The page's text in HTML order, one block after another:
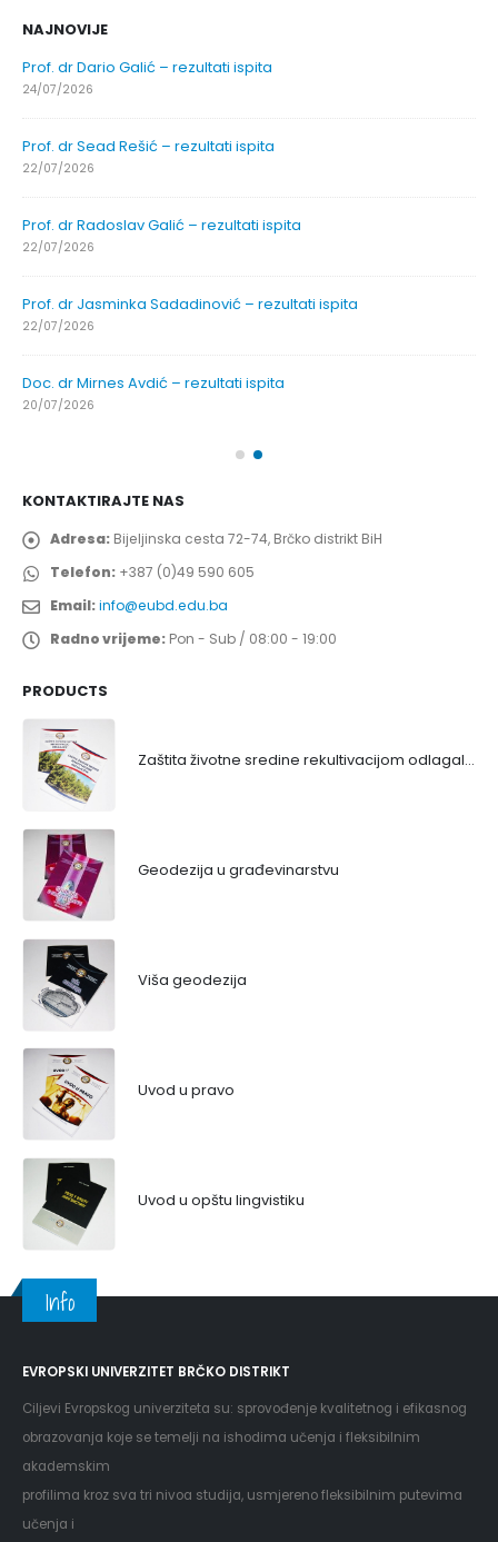
NAJNOVIJE
Prof. dr Dario Galić – rezultati ispita
24/07/2026
Prof. dr Sead Rešić – rezultati ispita
22/07/2026
Prof. dr Radoslav Galić – rezultati ispita
22/07/2026
Prof. dr Jasminka Sadadinović – rezultati ispita
22/07/2026
Doc. dr Mirnes Avdić – rezultati ispita
20/07/2026
KONTAKTIRAJTE NAS
Adresa: Bijeljinska cesta 72-74, Brčko distrikt BiH
Telefon: +387 (0)49 590 605
Email:info@eubd.edu.ba
Radno vrijeme: Pon - Sub / 08:00 - 19:00
PRODUCTS
Zaštita životne sredine rekultivacijom odlagališta
Geodezija u građevinarstvu
Viša geodezija
Uvod u pravo
Uvod u opštu lingvistiku
Info
EVROPSKI UNIVERZITET BRČKO DISTRIKT
Ciljevi Evropskog univerziteta su: sprovođenje kvalitetnog i efikasnog
obrazovanja koje se temelji na ishodima učenja i fleksibilnim
akademskim
profilima kroz sva tri nivoa studija, usmjereno fleksibilnim putevima
učenja i